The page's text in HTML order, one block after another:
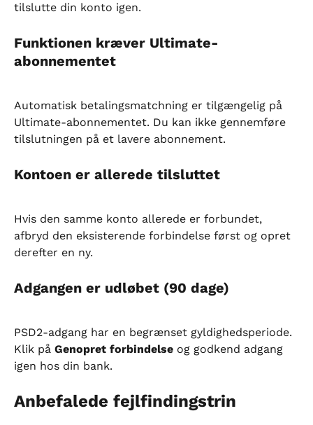
tilslutte din konto igen.
Funktionen kræver Ultimate-
abonnementet
Automatisk betalingsmatchning er tilgængelig på
Ultimate-abonnementet. Du kan ikke gennemføre
tilslutningen på et lavere abonnement.
Kontoen er allerede tilsluttet
Hvis den samme konto allerede er forbundet,
afbryd den eksisterende forbindelse først og opret
derefter en ny.
Adgangen er udløbet (90 dage)
PSD2-adgang har en begrænset gyldighedsperiode.
Klik på Genopret forbindelse og godkend adgang
igen hos din bank.
Anbefalede fejlfindingstrin